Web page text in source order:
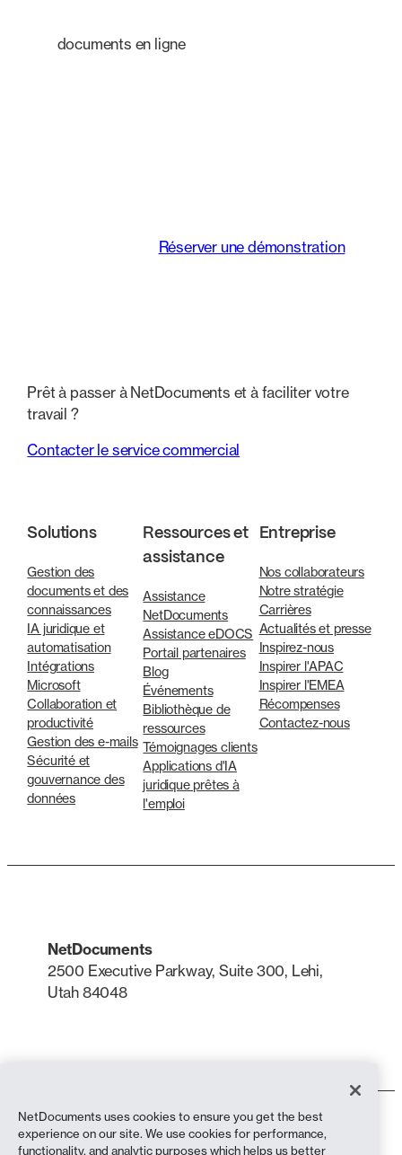
documents en ligne
Réserver une démonstration
Prêt à passer à NetDocuments et à faciliter votre
travail ?
Contacter le service commercial
Solutions
Gestion des
documents et des
connaissances
IA juridique et
automatisation
Intégrations
Microsoft
Collaboration et
productivité
Gestion des e-mails
Sécurité et
gouvernance des
données
Ressources et
assistance
Assistance
NetDocuments
Assistance eDOCS
Portail partenaires
Blog
Événements
Bibliothèque de
ressources
Témoignages clients
Applications d'IA
juridique prêtes à
l'emploi
Entreprise
Nos collaborateurs
Notre stratégie
Carrières
Actualités et presse
Inspirez-nous
Inspirer l'APAC
Inspirer l'EMEA
Récompenses
Contactez-nous
NetDocuments
2500 Executive Parkway, Suite 300, Lehi,
Utah 84048
Conditions d'utilisation
Politique de confidentialité
NetDocuments uses cookies to ensure you get the best
experience on our site. We use cookies for performance,
functionality, and analytic purposes which helps us better